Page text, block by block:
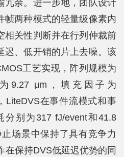
冗余。进一步地，团队设计
帧两种模式的轻量级像素内
相关性判断并在行列仲裁前
迟、低开销的片上去噪。该
工艺实现，阵列规模为
9.27 μm，填充因子为
LiteDVS在事件流模式和事
别为317 fJ/event和41.8
场景中保持了具有竞争力
在保持DVS低延迟优势的同